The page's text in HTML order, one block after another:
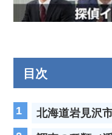
目次
北海道岩見沢